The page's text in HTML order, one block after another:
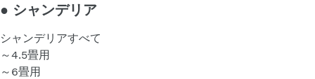
● シャンデリア
シャンデリアすべて
～4.5畳用
～6畳用